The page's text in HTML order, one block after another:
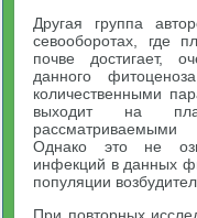
Другая группа
севооборотах, где
почве достигает,
данного
количественными
выходит на
Однако это не
инфекций в данных
популяции